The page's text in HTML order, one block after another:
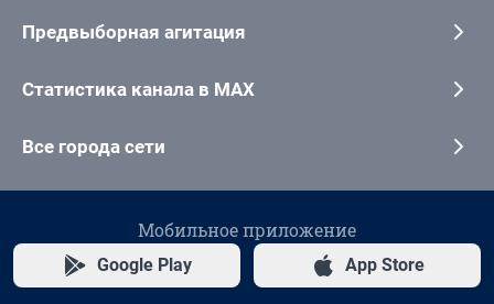
Предвыборная агитация
Статистика канала в MAX
Все города сети
Мобильное приложение
Google Play App Store